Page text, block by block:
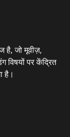
है, जो मूवीज़,
विषयों पर केंद्रित
है।